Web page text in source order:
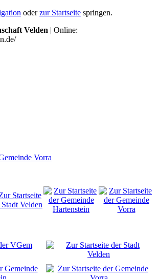
oderzur Startseite springen.
Velden | Online: